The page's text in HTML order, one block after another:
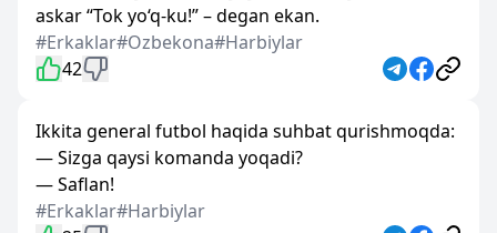
askar “Tok yo‘q-ku!” – degan ekan.
#Erkaklar#Ozbekona#Harbiylar
42
Ikkita general futbol haqida suhbat qurishmoqda:
— Sizga qaysi komanda yoqadi?
— Saflan!
#Erkaklar#Harbiylar